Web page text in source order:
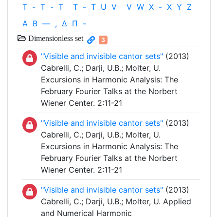
T - T - T T - T U V V W X - X Y Z
Α Β — , Δ Π -
Dimensionless set 3
"Visible and invisible cantor sets" (2013)
Cabrelli, C.; Darji, U.B.; Molter, U.
Excursions in Harmonic Analysis: The
February Fourier Talks at the Norbert
Wiener Center. 2:11-21
"Visible and invisible cantor sets" (2013)
Cabrelli, C.; Darji, U.B.; Molter, U.
Excursions in Harmonic Analysis: The
February Fourier Talks at the Norbert
Wiener Center. 2:11-21
"Visible and invisible cantor sets" (2013)
Cabrelli, C.; Darji, U.B.; Molter, U. Applied
and Numerical Harmonic